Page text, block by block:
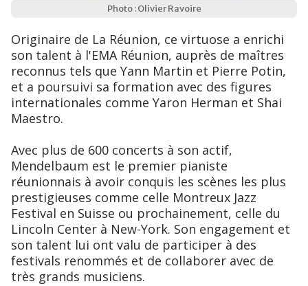
Photo : Olivier Ravoire
Originaire de La Réunion, ce virtuose a enrichi
son talent à l'EMA Réunion, auprès de maîtres
reconnus tels que Yann Martin et Pierre Potin,
et a poursuivi sa formation avec des figures
internationales comme Yaron Herman et Shai
Maestro.
Avec plus de 600 concerts à son actif,
Mendelbaum est le premier pianiste
réunionnais à avoir conquis les scènes les plus
prestigieuses comme celle Montreux Jazz
Festival en Suisse ou prochainement, celle du
Lincoln Center à New-York. Son engagement et
son talent lui ont valu de participer à des
festivals renommés et de collaborer avec de
très grands musiciens.